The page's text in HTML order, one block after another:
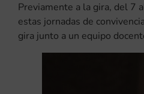
Previamente a la gira, del 7
estas jornadas de
gira junto a un equipo